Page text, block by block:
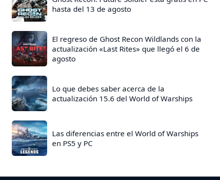
d
a
s
:
hasta del 13 de agosto
El regreso de Ghost Recon Wildlands con la
actualización «Last Rites» que llegó el 6 de
agosto
Lo que debes saber acerca de la
actualización 15.6 del World of Warships
Las diferencias entre el World of Warships
en PS5 y PC